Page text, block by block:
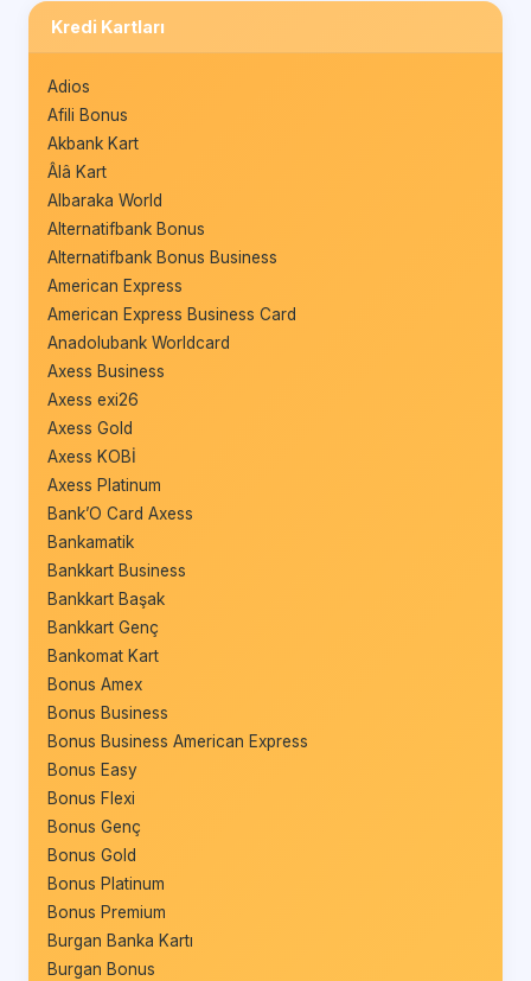
Kredi Kartları
Adios
Afili Bonus
Akbank Kart
Âlâ Kart
Albaraka World
Alternatifbank Bonus
Alternatifbank Bonus Business
American Express
American Express Business Card
Anadolubank Worldcard
Axess Business
Axess exi26
Axess Gold
Axess KOBİ
Axess Platinum
Bank’O Card Axess
Bankamatik
Bankkart Business
Bankkart Başak
Bankkart Genç
Bankomat Kart
Bonus Amex
Bonus Business
Bonus Business American Express
Bonus Easy
Bonus Flexi
Bonus Genç
Bonus Gold
Bonus Platinum
Bonus Premium
Burgan Banka Kartı
Burgan Bonus